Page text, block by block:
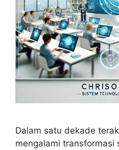
Dalam satu dekade
mengalami transformasi